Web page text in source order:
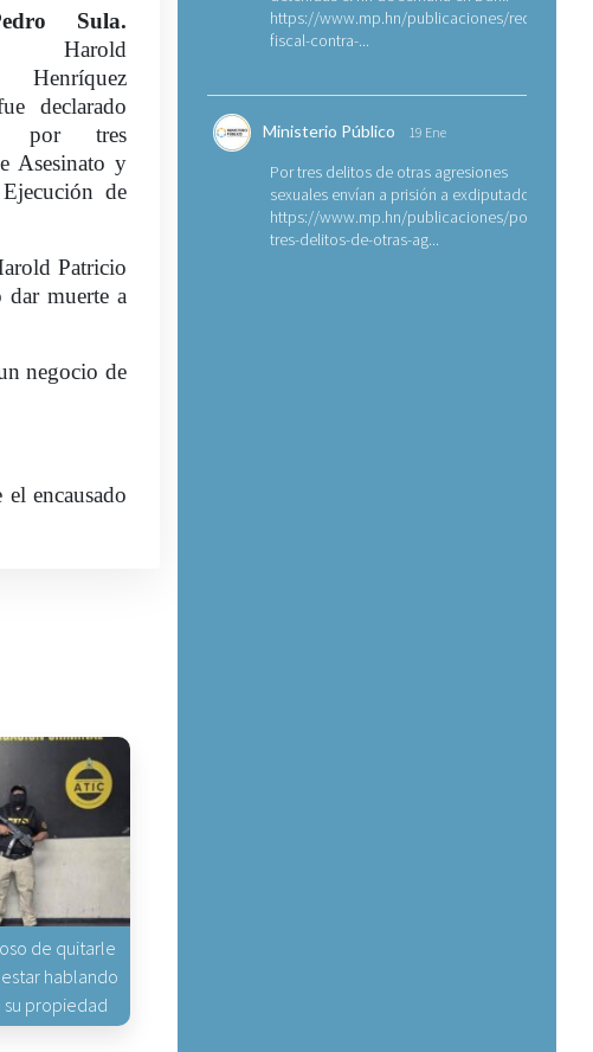
Sula.
Harold
Henríquez
declarado
por tres
Asesinato y
de
Patricio
muerte a
negocio de
encausado
de quitarle
hablando
propiedad
https://www.mp.hn/publicaciones/
fiscal-contra-...
Ministerio Público 19 Ene
Por tres delitos de otras agresiones
sexuales envían a prisión a exdiputado
https://www.mp.hn/publicaciones/por-
tres-delitos-de-otras-ag...